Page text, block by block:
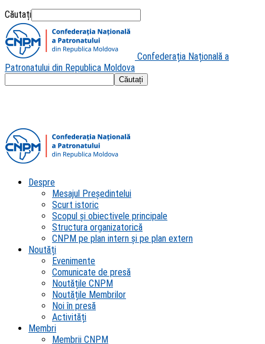
Căutați
Confederația Națională a
Patronatului din Republica Moldova
Despre
Mesajul Președintelui
Scurt istoric
Scopul şi obiectivele principale
Structura organizatorică
CNPM pe plan intern şi pe plan extern
Noutăți
Evenimente
Comunicate de presă
Noutățile CNPM
Noutățile Membrilor
Noi în presă
Activități
Membri
Membrii CNPM